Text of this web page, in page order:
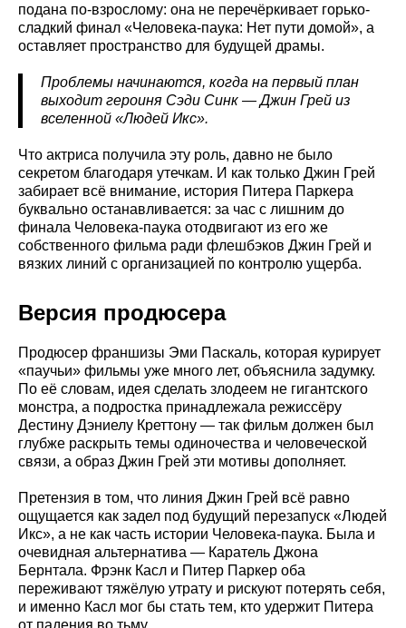
подана по-взрослому: она не перечёркивает горько-
сладкий финал «Человека-паука: Нет пути домой», а
оставляет пространство для будущей драмы.
Проблемы начинаются, когда на первый план
выходит героиня Сэди Синк — Джин Грей из
вселенной «Людей Икс».
Что актриса получила эту роль, давно не было
секретом благодаря утечкам. И как только Джин Грей
забирает всё внимание, история Питера Паркера
буквально останавливается: за час с лишним до
финала Человека-паука отодвигают из его же
собственного фильма ради флешбэков Джин Грей и
вязких линий с организацией по контролю ущерба.
Версия продюсера
Продюсер франшизы Эми Паскаль, которая курирует
«паучьи» фильмы уже много лет, объяснила задумку.
По её словам, идея сделать злодеем не гигантского
монстра, а подростка принадлежала режиссёру
Дестину Дэниелу Креттону — так фильм должен был
глубже раскрыть темы одиночества и человеческой
связи, а образ Джин Грей эти мотивы дополняет.
Претензия в том, что линия Джин Грей всё равно
ощущается как задел под будущий перезапуск «Людей
Икс», а не как часть истории Человека-паука. Была и
очевидная альтернатива — Каратель Джона
Бернтала. Фрэнк Касл и Питер Паркер оба
переживают тяжёлую утрату и рискуют потерять себя,
и именно Касл мог бы стать тем, кто удержит Питера
от падения во тьму.